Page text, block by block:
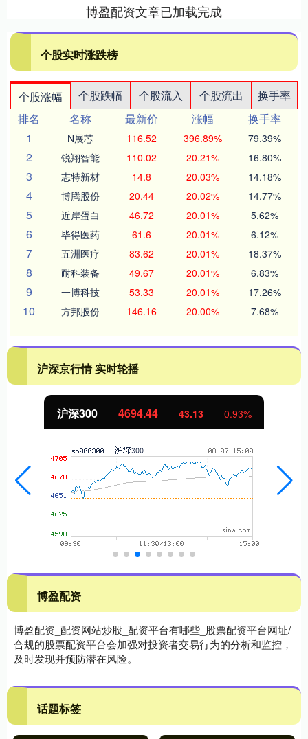
博盈配资文章已加载完成
个股实时涨跌榜
个股涨幅 个股跌幅 个股流入 个股流出
换手率
排名
名称 最新价 涨幅
换手率
1
N展芯 116.52 396.89% 79.39%
2 锐翔智能 110.02 20.21% 16.80%
3 志特新材 14.8 20.03% 14.18%
4 博腾股份 20.44 20.02% 14.77%
5 近岸蛋白 46.72 20.01% 5.62%
6 毕得医药 61.6 20.01% 6.12%
7 五洲医疗 83.62 20.01% 18.37%
8 耐科装备 49.67 20.01% 6.83%
9 一博科技 53.33 20.01% 17.26%
10 方邦股份 146.16 20.00% 7.68%
沪深京行情 实时轮播
43.13 0.93%
博盈配资
博盈配资_配资网站炒股_配资平台有哪些_股票配资平台网址/
合规的股票配资平台会加强对投资者交易行为的分析和监控，
及时发现并预防潜在风险。
话题标签